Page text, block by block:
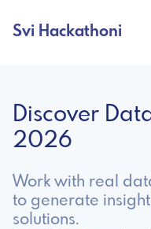
Svi Hackathoni
Discover
2026
Work with real
to generate
solutions.